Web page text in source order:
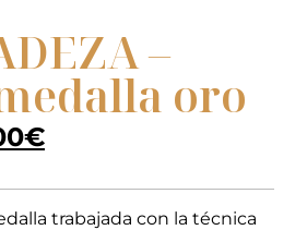
–
oro
€
trabajada con la técnica